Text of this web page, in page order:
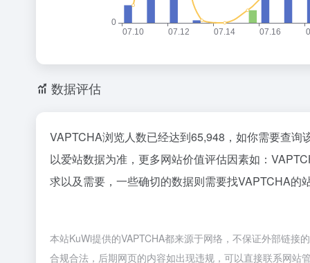
数据评估
VAPTCHA浏览人数已经达到65,948，如你需要查询
以爱站数据为准，更多网站价值评估因素如：
求以及需要，一些确切的数据则需要找VAPTCHA
本站KuWi提供的VAPTCHA都来源于网络，不保证外部链
合规合法，后期网页的内容如出现违规，可以直接联系网站